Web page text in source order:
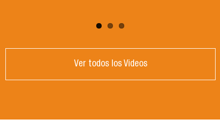
Ver todos los Videos